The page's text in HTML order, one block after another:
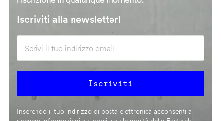
Iscriviti alla newsletter!
Inserendo il tuo indirizzo di posta elettronica acconsenti a